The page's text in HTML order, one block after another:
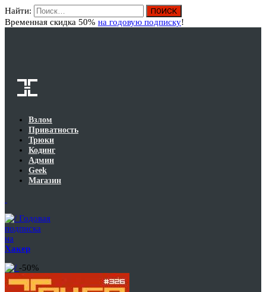
Найти:
Временная скидка 50% на годовую подписку!
Взлом
Приватность
Трюки
Кодинг
Админ
Geek
Магазин
Годовая
подписка
на
Хакер
-50%